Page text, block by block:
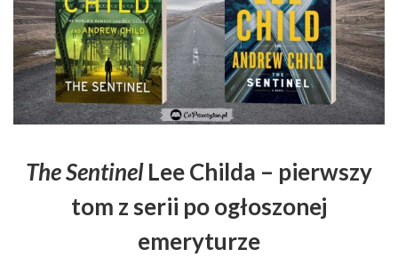
The SentinelLee Childa – pierwszy
tom z serii po ogłoszonej
emeryturze